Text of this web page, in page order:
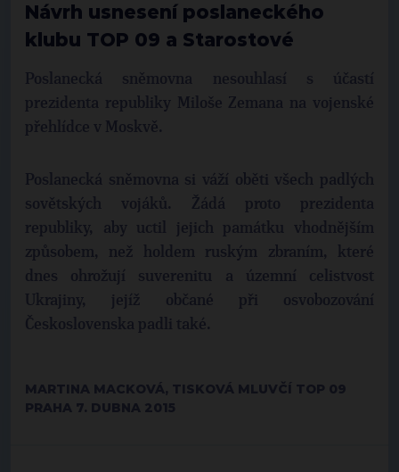
Návrh usnesení poslaneckého
klubu TOP 09 a Starostové
Poslanecká sněmovna nesouhlasí s účastí
prezidenta republiky Miloše Zemana na vojenské
přehlídce v Moskvě.
Poslanecká sněmovna si váží oběti všech padlých
sovětských vojáků. Žádá proto prezidenta
republiky, aby uctil jejich památku vhodnějším
způsobem, než holdem ruským zbraním, které
dnes ohrožují suverenitu a územní celistvost
Ukrajiny, jejíž občané při osvobozování
Československa padli také.
MARTINA MACKOVÁ, TISKOVÁ MLUVČÍ TOP 09
PRAHA 7. DUBNA 2015